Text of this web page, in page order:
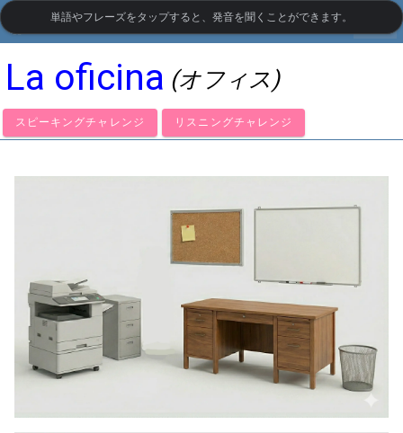
LanguageGuide.org• スペイン語の視覚語彙
La oficina (オフィス)
スピーキングチャレンジ リスニングチャレンジ
単語やフレーズをタップすると、発音を聞くことができます。